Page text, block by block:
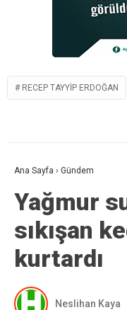
RECEP TAYYIP ERDOĞAN
Ana Sayfa › Gündem
Yağmur
sıkışan
kurtardı
Neslihan Kaya